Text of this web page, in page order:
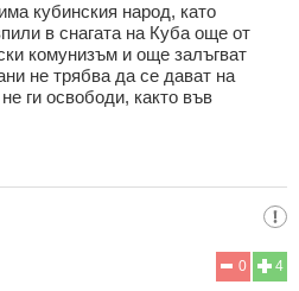
кубинския народ, като
в снагата на Куба още от
комунизъм и още залъгват
не трябва да се дават на
ги освободи, както във
4
0